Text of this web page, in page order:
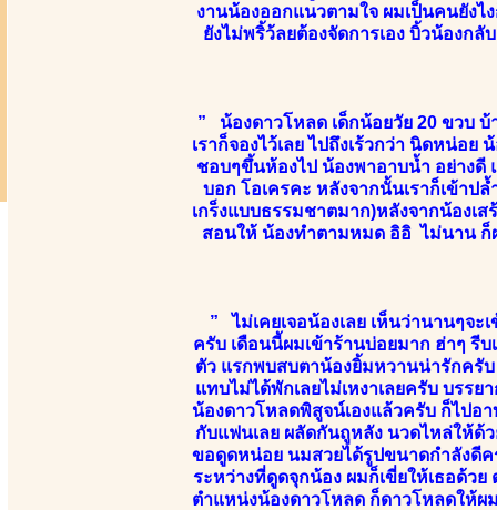
งานน้องออกแนวตามใจ ผมเป็นคนยังไ
ยังไม่พริ้ว้ลยต้องจัดการเอง บิ้วน้องก
” น้องดาวโหลด เด็กน้อยวัย 20 ขวบ บ้
เราก็จองไว้เลย ไปถึงเร้วกว่า นิดหน่อ
ชอบๆขึ้นห้องไป น้องพาอาบน้ำ อย่างดี
บอก โอเครคะ หลังจากนั้นเราก็เข้าป
เกร็งแบบธรรมชาตมาก)หลังจากน้องเ
สอนให้ น้องทำตามหมด อิอิ ไม่นาน ก็
” ไม่เคยเจอน้องเลย เห็นว่านานๆจ
ครับ เดือนนี้ผมเข้าร้านบ่อยมาก ฮ่าๆ รีบ
ตัว แรกพบสบตาน้องยิ้มหวานน่ารักครั
แทบไม่ได้พักเลยไม่เหงาเลยครับ บรร
น้องดาวโหลดพิสูจน์เองแล้วครับ ก็ไปอ
กับแฟนเลย ผลัดกันถูหลัง นวดไหล่ให้ด้ว
ขอดูดหน่อย นมสวยได้รูปขนาดกำลังดีค
ระหว่างที่ดูดจุกน้อง ผมก็เขี่ยให้เธอด้ว
ตำแหน่งน้องดาวโหลด ก็ดาวโหลดให้ผ